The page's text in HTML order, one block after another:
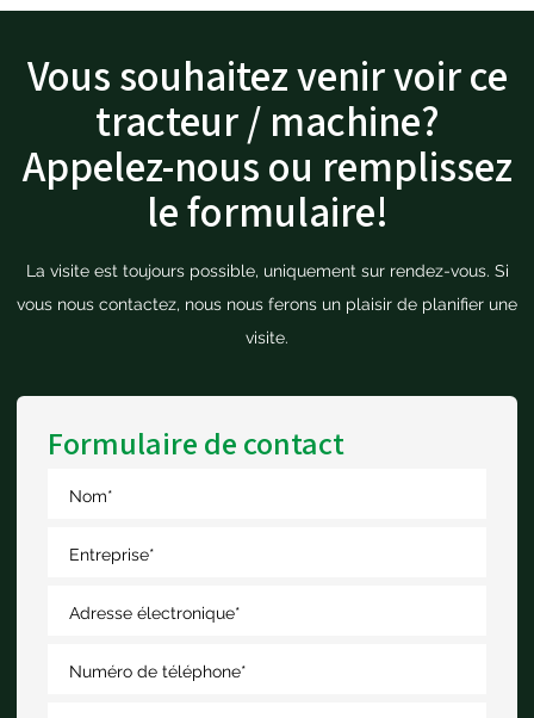
Vous souhaitez venir voir ce
tracteur / machine?
Appelez-nous ou remplissez
le formulaire!
La visite est toujours possible, uniquement sur rendez-vous. Si
vous nous contactez, nous nous ferons un plaisir de planifier une
visite.
Formulaire de contact
Nom*
Entreprise*
Adresse électronique*
Numéro de téléphone*